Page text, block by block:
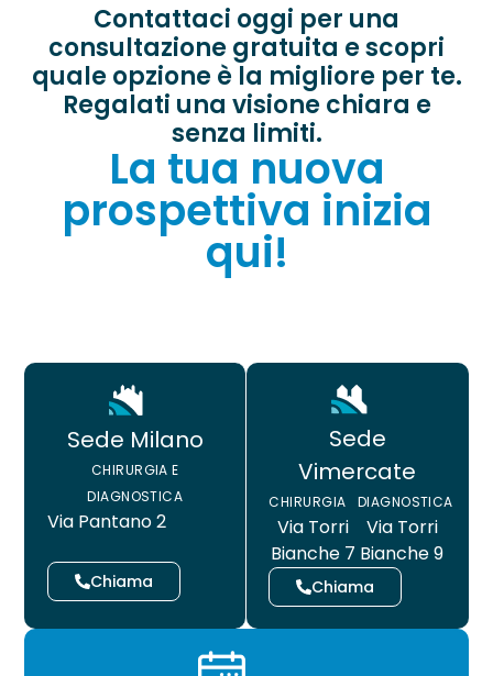
Contattaci oggi per una
consultazione gratuita e scopri
quale opzione è la migliore per te.
Regalati una visione chiara e
senza limiti.
La tua nuova
prospettiva inizia
qui!
Sede Milano
CHIRURGIA E
DIAGNOSTICA
Via Pantano 2
Chiama
Sede
Vimercate
CHIRURGIA
Via Torri
Bianche 7
DIAGNOSTICA
Via Torri
Bianche 9
Chiama